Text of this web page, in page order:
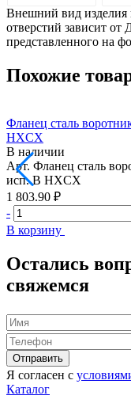
Внешний вид изделия
отверстий зависит от
представленного на
Похожие
Фланец сталь
HXCX
В наличии
Арт. Фланец сталь
исп. B HXCX
1 803.90 ₽
-
В корзину
Остались
свяжемся
Отправить
Я согласен с
Каталог